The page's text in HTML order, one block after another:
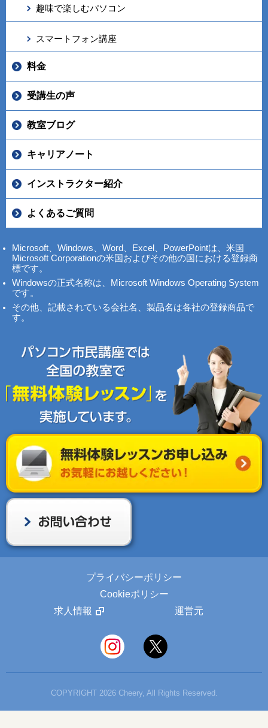
趣味で楽しむパソコン
スマートフォン講座
料金
受講生の声
教室ブログ
キャリアノート
インストラクター紹介
よくあるご質問
Microsoft、Windows、Word、Excel、PowerPointは、米国
Microsoft Corporationの米国およびその他の国における登録商
標です。
Windowsの正式名称は、Microsoft Windows Operating System
です。
その他、記載されている会社名、製品名は各社の登録商品で
す。
プライバシーポリシー
Cookieポリシー
求人情報
運営元
COPYRIGHT 2026 Cheery, All Rights Reserved.